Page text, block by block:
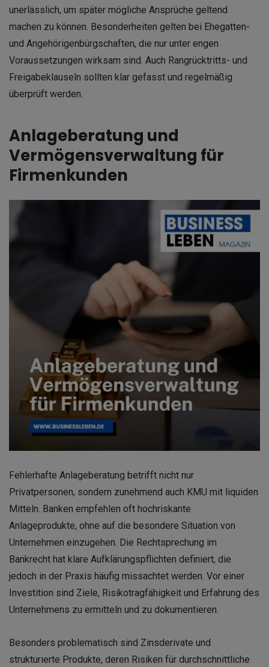
unerlässlich, um später mögliche Ansprüche geltend
machen zu können. Besonderheiten gelten bei Ehegatten-
und Angehörigenbürgschaften, die nur unter engen
Voraussetzungen wirksam sind. Auch Rangrücktritts- und
Freigabeklauseln sollten klar gefasst und regelmäßig
überprüft werden.
Anlageberatung und
Vermögensverwaltung für
Firmenkunden
Fehlerhafte Anlageberatung betrifft nicht nur
Privatpersonen, sondern zunehmend auch KMU mit liquiden
Mitteln. Banken empfehlen oft hochriskante
Anlageprodukte, ohne auf die besondere Situation von
Unternehmen einzugehen. Die Rechtsprechung im
Bankrecht hat klare Aufklärungspflichten definiert, die
jedoch in der Praxis häufig missachtet werden. Vor einer
Investition sind Ziele, Risikotragfähigkeit und Erfahrung des
Unternehmens zu ermitteln und zu dokumentieren.
Besonders problematisch sind Zinsderivate und
strukturierte Produkte, deren Risiken für durchschnittliche